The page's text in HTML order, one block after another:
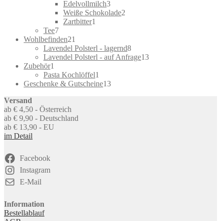
product
Edelvollmilch33
products
Weiße Schokolade2
Zartbitter1
Tee77
products
Wohlbefinden21
products
Lavendel Polsterl - lagernd88
products
Lavendel Polsterl - auf Anfrage1313
Zubehör1
product
Pasta Kochlöffel1
product
Geschenke & Gutscheine1313
Versand
ab € 4,50 - Österreich
ab € 9,90 - Deutschland
ab € 13,90 - EU
im Detail
Facebook
Instagram
E-Mail
Information
Bestellablauf